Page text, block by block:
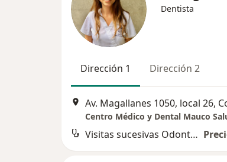
Dentista
Dirección 1 Dirección 2
Av. Magallanes 1050, local 26,
Centro Médico y Dental Mauco
Visitas sucesivas Odontología